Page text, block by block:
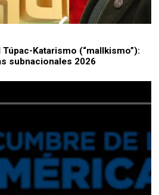
Katarismo (“mallkismo”):
subnacionales 2026